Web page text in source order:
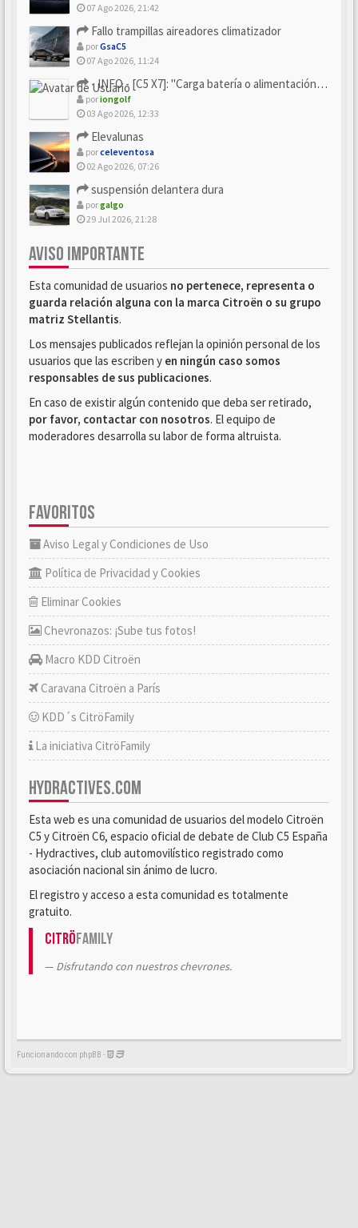
07 Ago 2026, 21:42
Fallo trampillas aireadores climatizador
porGsaC5
07 Ago 2026, 11:24
- INFO - [C5 X7]: "Carga batería o alimentación eléctri...
poriongolf
03 Ago 2026, 12:33
Elevalunas
porceleventosa
02 Ago 2026, 07:26
suspensión delantera dura
porgalgo
29 Jul 2026, 21:28
AVISO IMPORTANTE
Esta comunidad de usuarios no pertenece, representa o
guarda relación alguna con la marca Citroën o su grupo
matriz Stellantis.
Los mensajes publicados reflejan la opinión personal de los
usuarios que las escriben y en ningún caso somos
responsables de sus publicaciones.
En caso de existir algún contenido que deba ser retirado,
por favor, contactar con nosotros. El equipo de
moderadores desarrolla su labor de forma altruista.
FAVORITOS
Aviso Legal y Condiciones de Uso
Política de Privacidad y Cookies
Eliminar Cookies
Chevronazos: ¡Sube tus fotos!
Macro KDD Citroën
Caravana Citroën a París
KDD´s CitröFamily
La iniciativa CitröFamily
HYDRACTIVES.COM
Esta web es una comunidad de usuarios del modelo Citroën
C5 y Citroën C6, espacio oficial de debate de Club C5 España
- Hydractives, club automovilístico registrado como
asociación nacional sin ánimo de lucro.
El registro y acceso a esta comunidad es totalmente
gratuito.
CitröFamily
Disfrutando con nuestros chevrones.
Funcionando con phpBB -